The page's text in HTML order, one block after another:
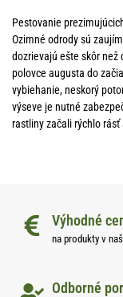
Pestovanie
Ozimné odrody sú
dozrievajú ešte skôr než
polovce augusta do
vybiehanie, neskorý
výseve je nutné
rastliny začali rýchlo
Výhodné
na produkty v
Odborné